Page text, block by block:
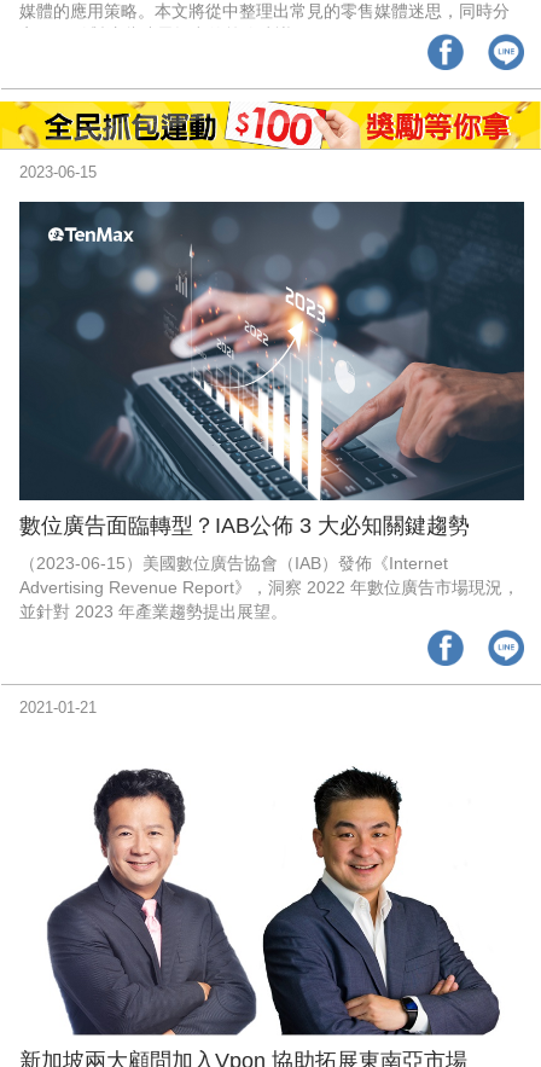
媒體的應用策略。本文將從中整理出常見的零售媒體迷思，同時分
數位廣告面臨轉型？IAB公佈 3 大必知關鍵趨勢
（2023-06-15）美國數位廣告協會（IAB）發佈《Internet
Advertising Revenue Report》，洞察 2022 年數位廣告市場現況，
並針對 2023 年產業趨勢提出展望。
2023-06-15
新加坡兩大顧問加入Vpon 協助拓展東南亞市場
2021-01-21